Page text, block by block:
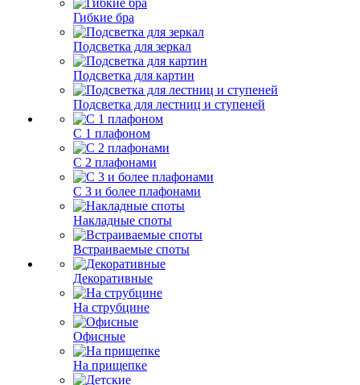
Гибкие бра
Подсветка для зеркал
Подсветка для картин
Подсветка для лестниц и ступеней
С 1 плафоном
С 2 плафонами
С 3 и более плафонами
Накладные споты
Встраиваемые споты
Декоративные
На струбцине
Офисные
На прищепке